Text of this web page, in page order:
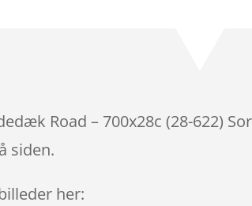
Road – 700x28c (28-622)
siden.
her: